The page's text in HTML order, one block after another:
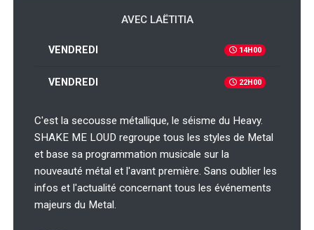
AVEC LAËTITIA
VENDREDI 14H00
VENDREDI 22H00
C'est la secousse métallique, le séisme du Heavy.
SHAKE ME LOUD regroupe tous les styles de Metal
et base sa programmation musicale sur la
nouveauté métal et l'avant première. Sans oublier les
infos et l'actualité concernant tous les événements
majeurs du Metal.